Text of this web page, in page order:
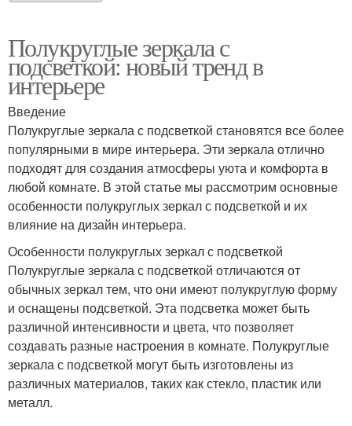
Полукруглые зеркала с
подсветкой: новый тренд в
интерьере
Введение
Полукруглые зеркала с подсветкой становятся все более
популярными в мире интерьера. Эти зеркала отлично
подходят для создания атмосферы уюта и комфорта в
любой комнате. В этой статье мы рассмотрим основные
особенности полукруглых зеркал с подсветкой и их
влияние на дизайн интерьера.
Особенности полукруглых зеркал с подсветкой
Полукруглые зеркала с подсветкой отличаются от
обычных зеркал тем, что они имеют полукруглую форму
и оснащены подсветкой. Эта подсветка может быть
различной интенсивности и цвета, что позволяет
создавать разные настроения в комнате. Полукруглые
зеркала с подсветкой могут быть изготовлены из
различных материалов, таких как стекло, пластик или
металл.